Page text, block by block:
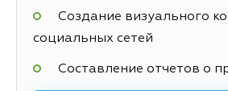
Создание визуального
социальных сетей
Составление отчетов о